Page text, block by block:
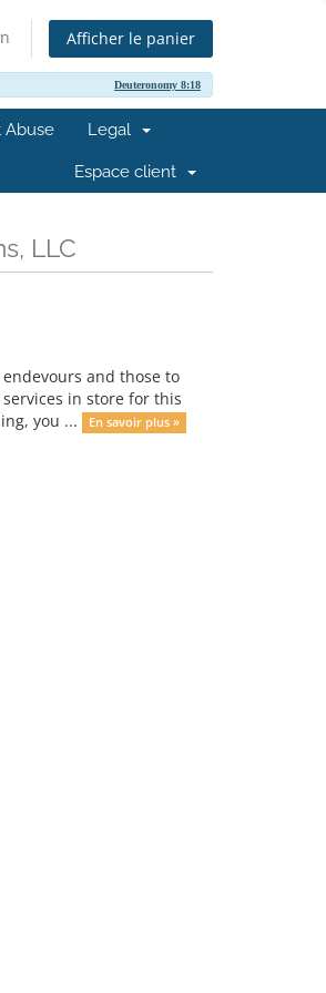
Afficher le panier
Deuteronomy 8:18
Abuse Legal
Espace client
LLC
and those to
in store for this
you ...
En savoir plus »